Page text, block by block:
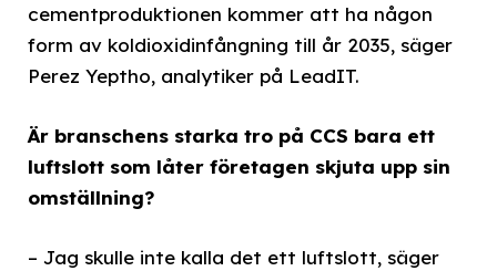
cementproduktionen kommer att ha någon
form av koldioxidinfångning till år 2035, säger
Perez Yeptho, analytiker på LeadIT.
Är branschens starka tro på CCS bara ett
luftslott som låter företagen skjuta upp sin
omställning?
– Jag skulle inte kalla det ett luftslott, säger